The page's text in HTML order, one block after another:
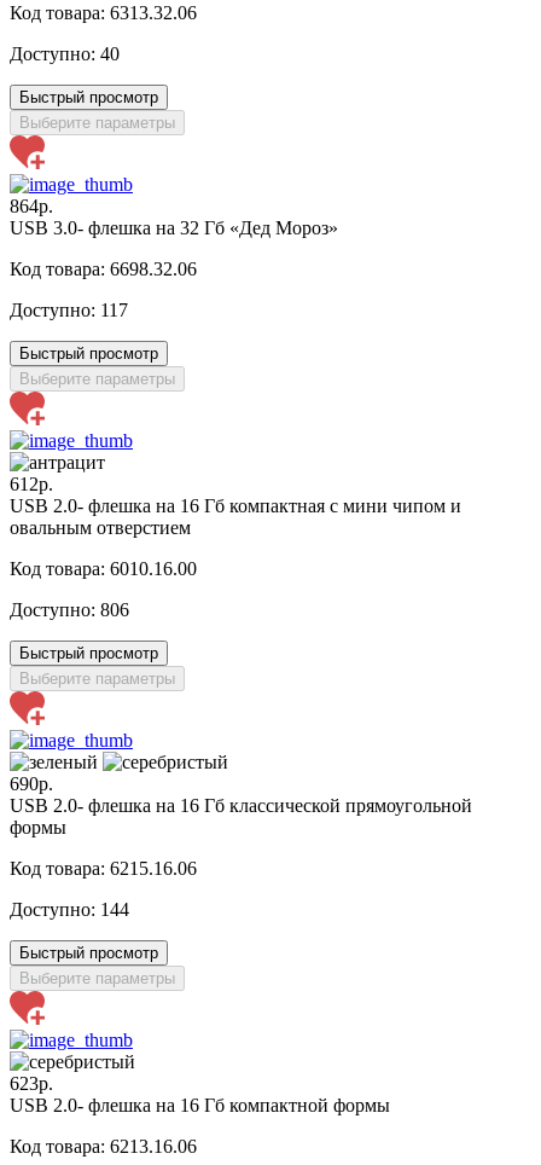
Код товара: 6313.32.06
Доступно: 40
Быстрый просмотр
Выберите параметры
864р.
USB 3.0- флешка на 32 Гб «Дед Мороз»
Код товара: 6698.32.06
Доступно: 117
Быстрый просмотр
Выберите параметры
612р.
USB 2.0- флешка на 16 Гб компактная с мини чипом и
овальным отверстием
Код товара: 6010.16.00
Доступно: 806
Быстрый просмотр
Выберите параметры
690р.
USB 2.0- флешка на 16 Гб классической прямоугольной
формы
Код товара: 6215.16.06
Доступно: 144
Быстрый просмотр
Выберите параметры
623р.
USB 2.0- флешка на 16 Гб компактной формы
Код товара: 6213.16.06